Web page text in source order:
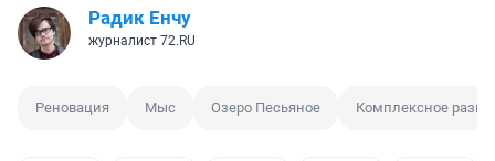
Радик Енчу
журналист 72.RU
Реновация Мыс Озеро Песьяное Комплексное